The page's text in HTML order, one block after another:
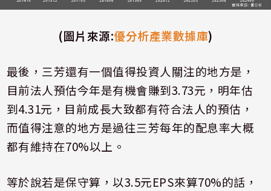
(圖片來源:優分析產業數據庫)
最後，三芳還有一個值得投資人關注的地方是，
目前法人預估今年是有機會賺到3.73元，明年估
到4.31元，目前成長大致都有符合法人的預估，
而值得注意的地方是過往三芳每年的配息率大概
都有維持在70%以上。
等於說若是保守算，以3.5元EPS來算70%的話，